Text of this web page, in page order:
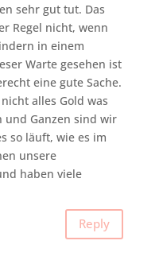
sehr gut tut. Das
Regel nicht, wenn
in einem
Warte gesehen ist
eine gute Sache.
alles Gold was
und Ganzen sind wir
so läuft, wie es im
unsere
haben viele
Reply